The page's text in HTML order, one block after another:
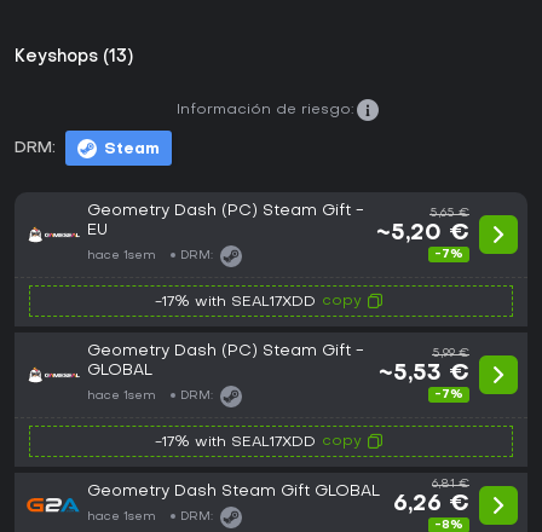
Keyshops (13)
DRM: Steam
Información de riesgo:
Geometry Dash (PC) Steam Gift -
EU
hace 1sem DRM:
5,65 €
~5,20 €
-7%
-17% with SEAL17XDD copy
Geometry Dash (PC) Steam Gift -
GLOBAL
hace 1sem DRM:
5,99 €
~5,53 €
-7%
-17% with SEAL17XDD copy
Geometry Dash Steam Gift GLOBAL
hace 1sem DRM:
6,81 €
6,26 €
-8%